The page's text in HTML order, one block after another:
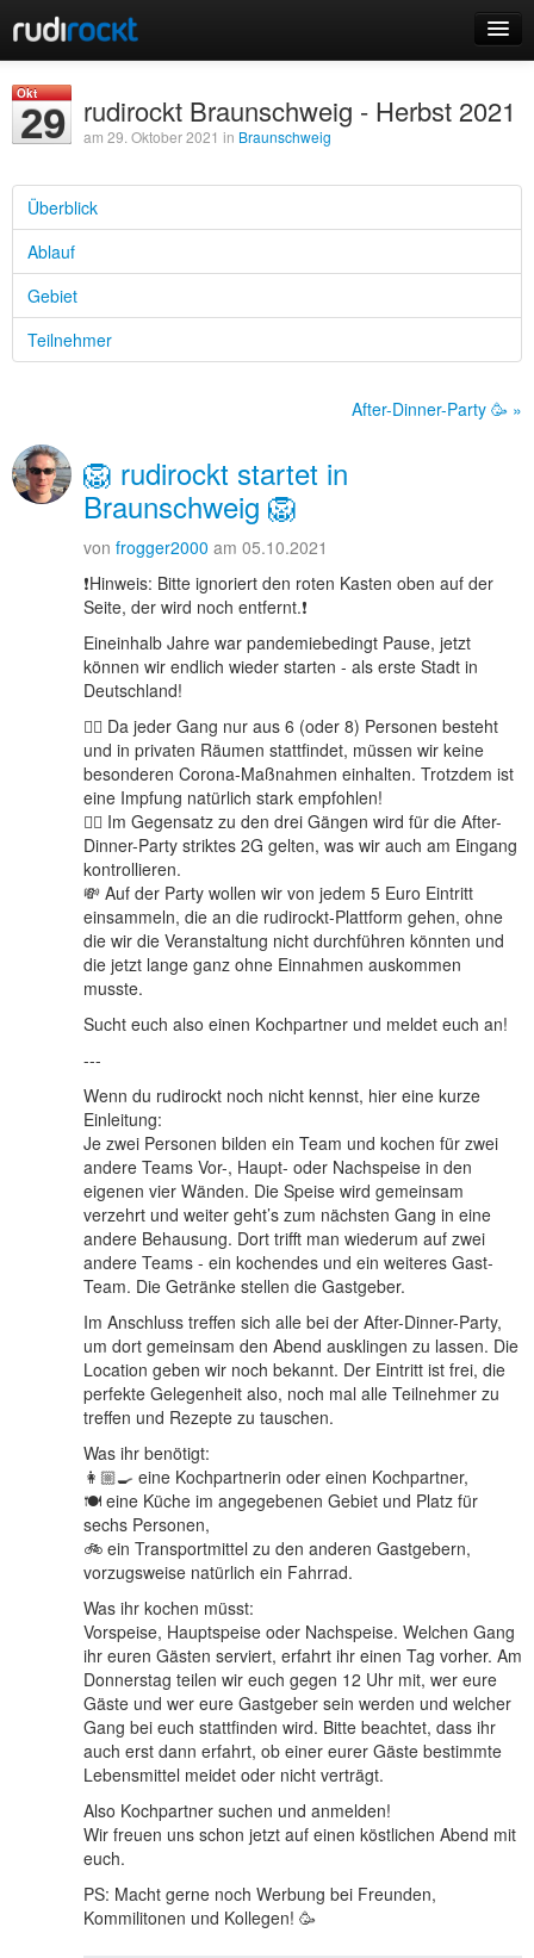
Events
Login
Registrieren
Okt
29 rudirockt Braunschweig - Herbst 2021
am 29. Oktober 2021 in Braunschweig
Überblick
Ablauf
Gebiet
Teilnehmer
After-Dinner-Party 🥳 »
🦁 rudirockt startet in
Braunschweig 🦁
von frogger2000 am 05.10.2021
❗️Hinweis: Bitte ignoriert den roten Kasten oben auf der
Seite, der wird noch entfernt.❗️
Eineinhalb Jahre war pandemiebedingt Pause, jetzt
können wir endlich wieder starten - als erste Stadt in
Deutschland!
👩‍⚕️ Da jeder Gang nur aus 6 (oder 8) Personen besteht
und in privaten Räumen stattfindet, müssen wir keine
besonderen Corona-Maßnahmen einhalten. Trotzdem ist
eine Impfung natürlich stark empfohlen!
👮‍♂️ Im Gegensatz zu den drei Gängen wird für die After-
Dinner-Party striktes 2G gelten, was wir auch am Eingang
kontrollieren.
💸 Auf der Party wollen wir von jedem 5 Euro Eintritt
einsammeln, die an die rudirockt-Plattform gehen, ohne
die wir die Veranstaltung nicht durchführen könnten und
die jetzt lange ganz ohne Einnahmen auskommen
musste.
Sucht euch also einen Kochpartner und meldet euch an!
---
Wenn du rudirockt noch nicht kennst, hier eine kurze
Einleitung:
Je zwei Personen bilden ein Team und kochen für zwei
andere Teams Vor-, Haupt- oder Nachspeise in den
eigenen vier Wänden. Die Speise wird gemeinsam
verzehrt und weiter geht’s zum nächsten Gang in eine
andere Behausung. Dort trifft man wiederum auf zwei
andere Teams - ein kochendes und ein weiteres Gast-
Team. Die Getränke stellen die Gastgeber.
Im Anschluss treffen sich alle bei der After-Dinner-Party,
um dort gemeinsam den Abend ausklingen zu lassen. Die
Location geben wir noch bekannt. Der Eintritt ist frei, die
perfekte Gelegenheit also, noch mal alle Teilnehmer zu
treffen und Rezepte zu tauschen.
Was ihr benötigt:
👩🏼‍🍳 eine Kochpartnerin oder einen Kochpartner,
🍽 eine Küche im angegebenen Gebiet und Platz für
sechs Personen,
🚲 ein Transportmittel zu den anderen Gastgebern,
vorzugsweise natürlich ein Fahrrad.
Was ihr kochen müsst:
Vorspeise, Hauptspeise oder Nachspeise. Welchen Gang
ihr euren Gästen serviert, erfahrt ihr einen Tag vorher. Am
Donnerstag teilen wir euch gegen 12 Uhr mit, wer eure
Gäste und wer eure Gastgeber sein werden und welcher
Gang bei euch stattfinden wird. Bitte beachtet, dass ihr
auch erst dann erfahrt, ob einer eurer Gäste bestimmte
Lebensmittel meidet oder nicht verträgt.
Also Kochpartner suchen und anmelden!
Wir freuen uns schon jetzt auf einen köstlichen Abend mit
euch.
PS: Macht gerne noch Werbung bei Freunden,
Kommilitonen und Kollegen! 🥳